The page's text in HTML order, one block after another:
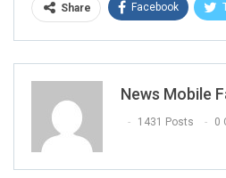
Share Facebook
News Mobile
1431 Posts 0